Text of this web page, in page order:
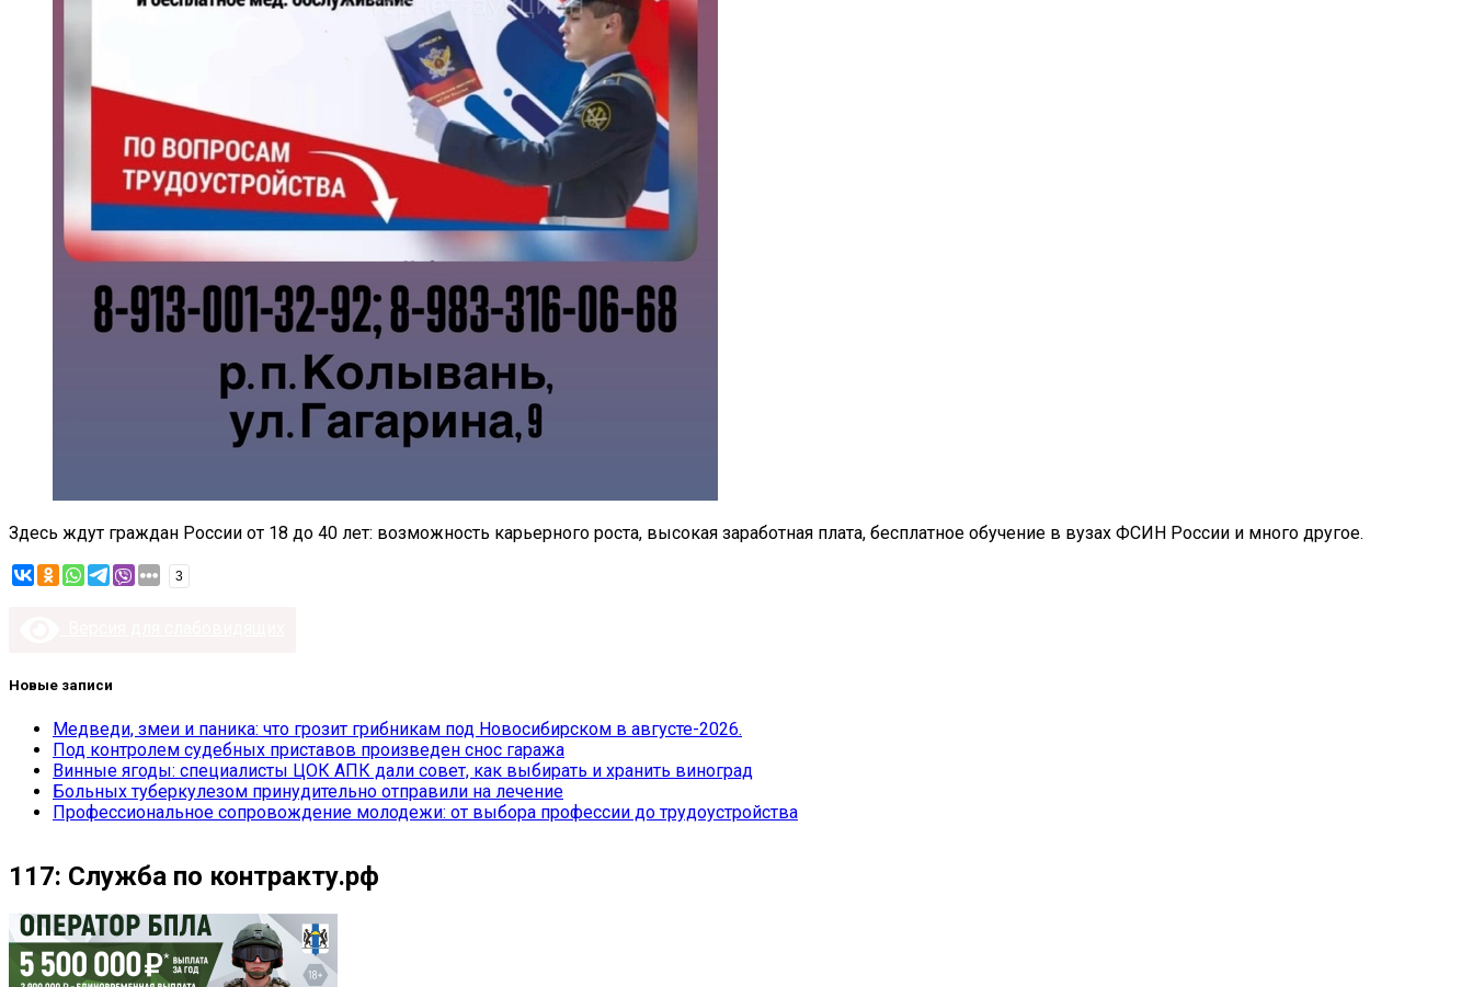
Здесь ждут граждан России от 18 до 40 лет: возможность карьерного роста, высокая заработная плата, бесплатное обучение в вузах ФСИН России и много другое.
3
Новые записи
Медведи, змеи и паника: что грозит грибникам под Новосибирском в августе-2026.
Под контролем судебных приставов произведен снос гаража
Винные ягоды: специалисты ЦОК АПК дали совет, как выбирать и хранить виноград
Больных туберкулезом принудительно отправили на лечение
Профессиональное сопровождение молодежи: от выбора профессии до трудоустройства
117: Служба по контракту.рф